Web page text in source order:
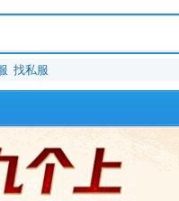
找私服